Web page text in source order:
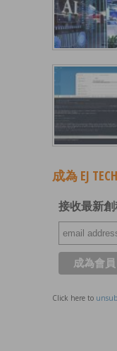
成為 EJ
接收最新
Click here to